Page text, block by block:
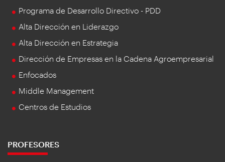
Programa de Desarrollo Directivo - PDD
Alta Dirección en Liderazgo
Alta Dirección en Estrategia
Dirección de Empresas en la Cadena Agroempresarial
Enfocados
Middle Management
Centros de Estudios
PROFESORES